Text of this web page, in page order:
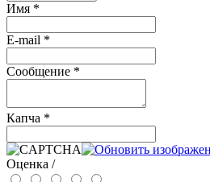
Имя *
E-mail *
Сообщение *
Капча *
Оценка /